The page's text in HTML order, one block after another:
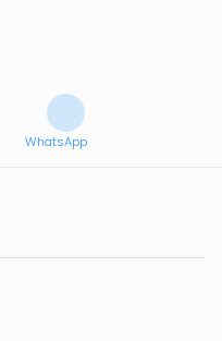
WhatsApp